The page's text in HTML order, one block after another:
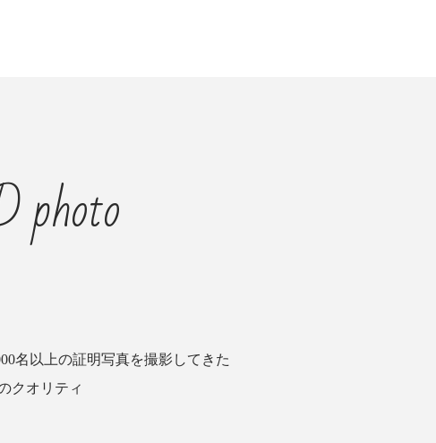
photo
名以上の証明写真を撮影してきた
クオリティ